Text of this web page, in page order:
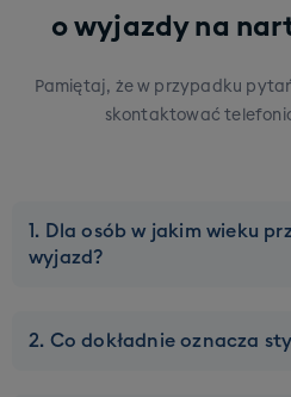
o wyjazdy na
Pamiętaj, że w przypadku
skontaktować
1. Dla osób w jakim wieku
wyjazd?
45 lat. Górna granica wieku
2. Co dokładnie oznacza